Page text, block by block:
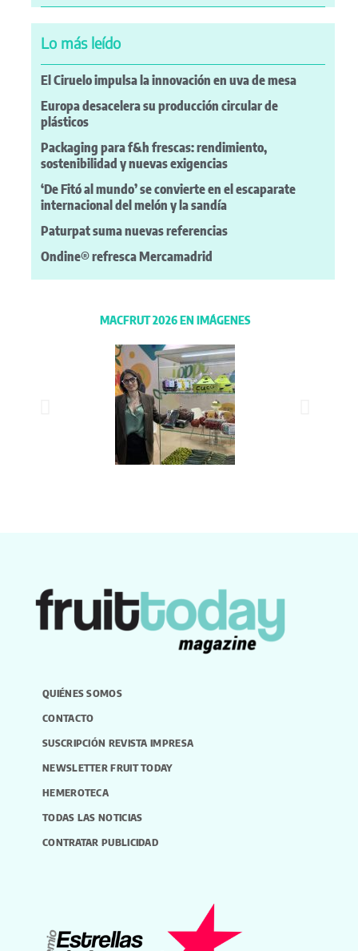
Lo más leído
El Ciruelo impulsa la innovación en uva de mesa
Europa desacelera su producción circular de
plásticos
Packaging para f&h frescas: rendimiento,
sostenibilidad y nuevas exigencias
‘De Fitó al mundo’ se convierte en el escaparate
internacional del melón y la sandía
Paturpat suma nuevas referencias
Ondine® refresca Mercamadrid
MACFRUT 2026 EN IMÁGENES
QUIÉNES SOMOS
CONTACTO
SUSCRIPCIÓN REVISTA IMPRESA
NEWSLETTER FRUIT TODAY
HEMEROTECA
TODAS LAS NOTICIAS
CONTRATAR PUBLICIDAD